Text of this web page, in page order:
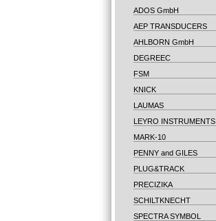
ADOS GmbH
AEP TRANSDUCERS
AHLBORN GmbH
DEGREEC
FSM
KNICK
LAUMAS
LEYRO INSTRUMENTS
MARK-10
PENNY and GILES
PLUG&TRACK
PRECIZIKA
SCHILTKNECHT
SPECTRA SYMBOL